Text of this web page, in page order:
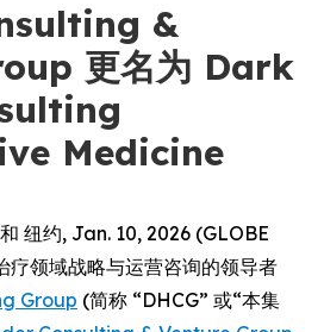
&
更名为 Dark
Medicine
纽约, Jan. 10, 2026 (GLOBE
领域战略与运营咨询的领导者
Group (简称 “DHCG” 或“本集